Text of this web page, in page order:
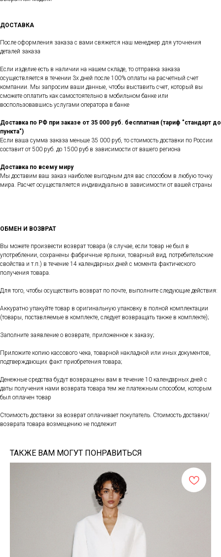
ДОСТАВКА
После оформления заказа с вами свяжется наш менеджер для уточнения
деталей заказа
Если изделие есть в наличии на нашем складе, то отправка заказа
осуществляется в течении 3х дней после 100% оплаты на расчетный счет
компании. Мы запросим ваши данные, чтобы выставить счет, который вы
сможете оплатить как самостоятельно в мобильном банке или
воспользовавшись услугами оператора в банке
Доставка по РФ при заказе от 35 000 руб. бесплатная (тариф "стандарт до
пункта")
Если ваша сумма заказа меньше 35 000 руб, то стоимость доставки по России
составит от 500 руб. до 1500 руб в зависимости от вашего региона
Доставка по всему миру
Мы доставим ваш заказ наиболее выгодным для вас способом в любую точку
мира. Расчет осуществляется индивидуально в зависимости от вашей страны
ОБМЕН И ВОЗВРАТ
Вы можете произвести возврат товара (в случае, если товар не был в
употреблении, сохранены фабричные ярлыки, товарный вид, потребительские
свойства и т.п.) в течение 14 календарных дней с момента фактического
получения товара.
Для того, чтобы осуществить возврат по почте, выполните следующие действия:
Аккуратно упакуйте товар в оригинальную упаковку в полной комплектации
(товары, поставляемые в комплекте, следует возвращать также в комплекте);
Заполните заявление о возврате, приложенное к заказу;
Приложите копию кассового чека, товарной накладной или иных документов,
подтверждающих факт приобретения товара;
Денежные средства будут возвращены вам в течение 10 календарных дней с
даты получения нами возврата товара тем же платежным способом, которым
был оплачен товар
Стоимость доставки за возврат оплачивает покупатель. Стоимость доставки/
возврата товара возмещению не подлежит
ТАКЖЕ ВАМ МОГУТ ПОНРАВИТЬСЯ